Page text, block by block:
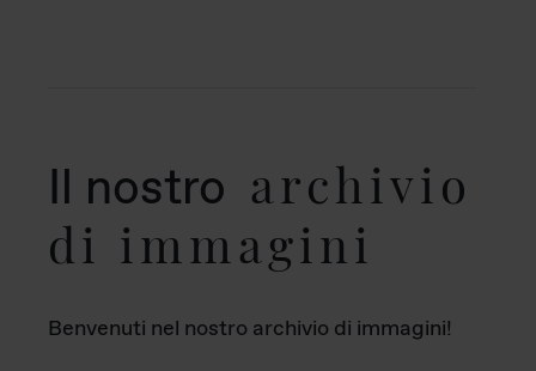
Il nostro archivio
di immagini
Benvenuti nel nostro archivio di immagini!